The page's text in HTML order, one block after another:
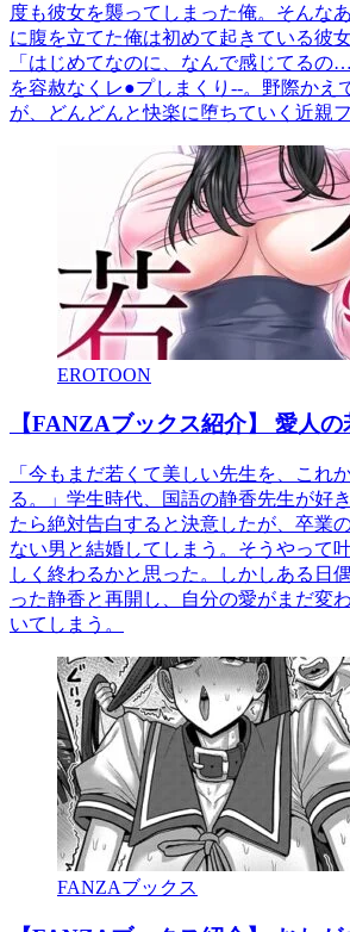
度も彼女を襲ってしまった俺。そんな
に腹を立てた俺は初めて起きている彼
「はじめてなのに、なんで感じてるの
を容赦なくレ●プしまくり--。野際かえ
が、どんどんと快楽に堕ちていく近親
EROTOON
【FANZAブックス紹介】 愛人の
「今もまだ若くて美しい先生を、これ
る。」学生時代、国語の静香先生が好
たら絶対告白すると決意したが、卒業
ない男と結婚してしまう。そうやって
しく終わるかと思った。しかしある日
った静香と再開し、自分の愛がまだ変
いてしまう。
FANZAブックス